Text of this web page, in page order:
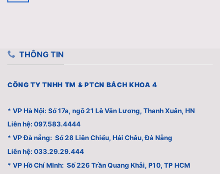
THÔNG TIN
CÔNG TY TNHH TM & PTCN BÁCH KHOA 4
* VP Hà Nội: Số 17a, ngõ 21 Lê Văn Lương, Thanh Xuân, HN
Liên hệ: 097.583.4444
* VP Đà nẵng: Số 28 Liên Chiểu, Hải Châu, Đà Nẵng
Liên hệ: 033.29.29.444
* VP Hồ Chí MInh: Số 226 Trần Quang Khải, P10, TP HCM